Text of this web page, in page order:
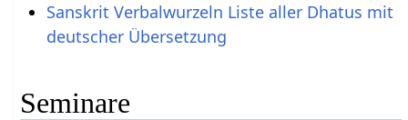
Sanskrit Verbalwurzeln Liste aller Dhatus mit
deutscher Übersetzung
Seminare